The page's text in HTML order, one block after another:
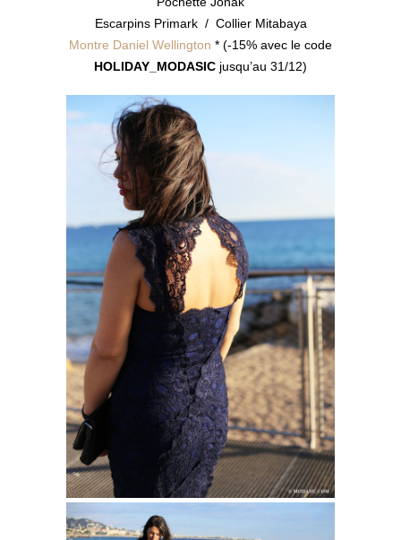
Escarpins Primark / Collier Mitabaya
Montre Daniel Wellington * (-15% avec le code
HOLIDAY_MODASIC jusqu’au 31/12)